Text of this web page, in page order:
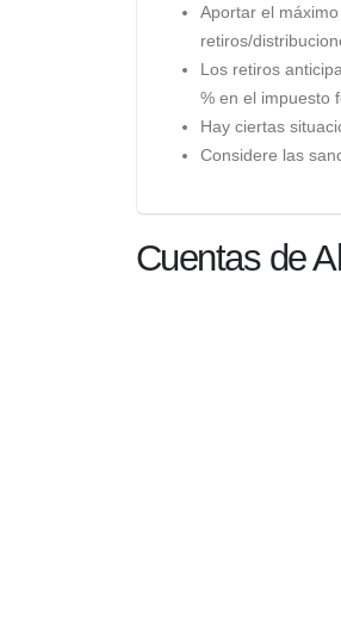
Aportar el
retiros/
Los retiros
% en el impuesto
Hay ciertas
Considere las
Cuentas de